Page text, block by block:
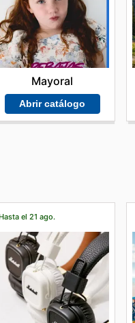
Mayoral
Abrir catálogo
el 21 ago.